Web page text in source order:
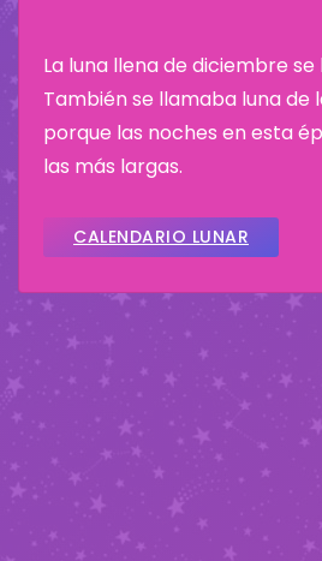
La luna llena de diciembre
También se llamaba luna de
porque las noches en esta
las más largas.
CALENDARIO LUNAR